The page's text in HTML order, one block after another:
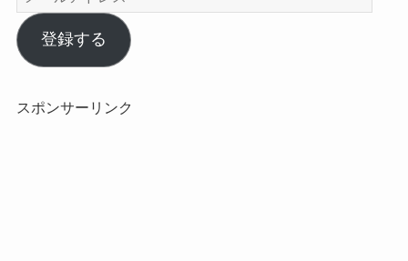
ー
ル
ア
レ
登録する
スポンサーリンク